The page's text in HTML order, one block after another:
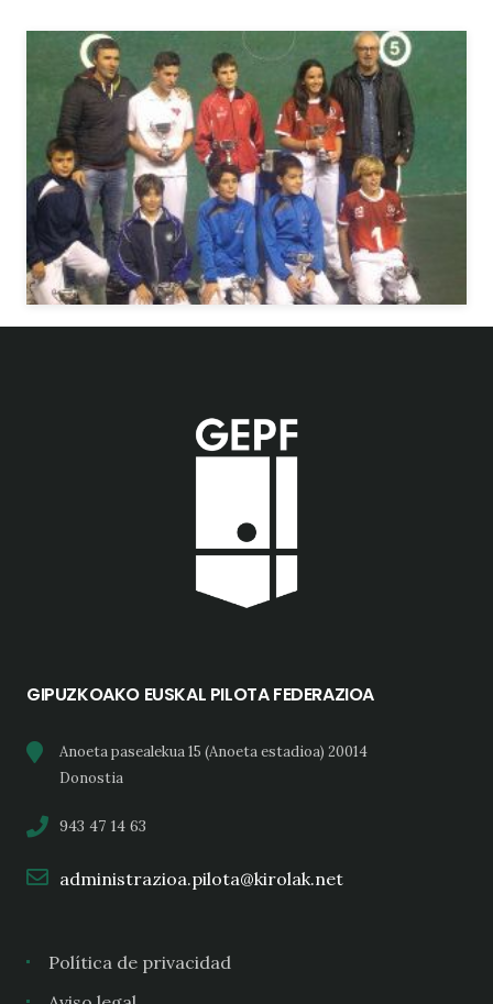
GIPUZKOAKO EUSKAL PILOTA FEDERAZIOA
Anoeta pasealekua 15 (Anoeta estadioa) 20014
Donostia
943 47 14 63
administrazioa.pilota@kirolak.net
Política de privacidad